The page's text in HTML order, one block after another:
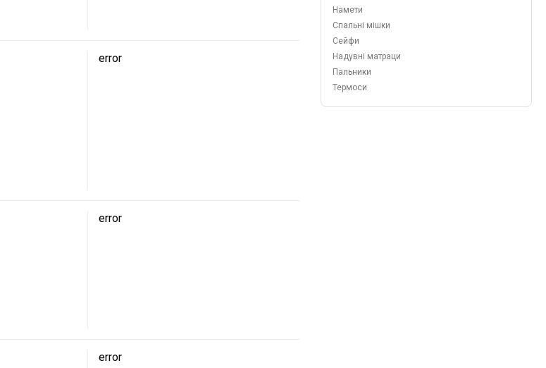
error
error
error
Намети
Спальні мішки
Сейфи
Надувні матраци
Пальники
Термоси